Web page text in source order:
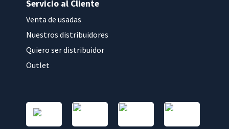
Servicio al Cliente
Venta de usadas
Nuestros distribuidores
Quiero ser distribuidor
Outlet